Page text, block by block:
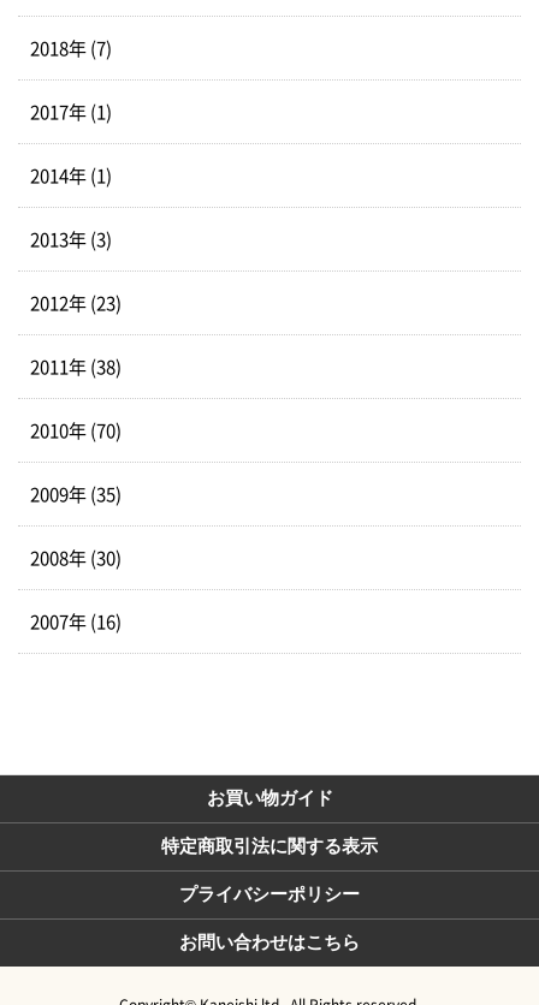
2018年 (7)
2017年 (1)
2014年 (1)
2013年 (3)
2012年 (23)
2011年 (38)
2010年 (70)
2009年 (35)
2008年 (30)
2007年 (16)
お買い物ガイド
特定商取引法に関する表示
プライバシーポリシー
お問い合わせはこちら